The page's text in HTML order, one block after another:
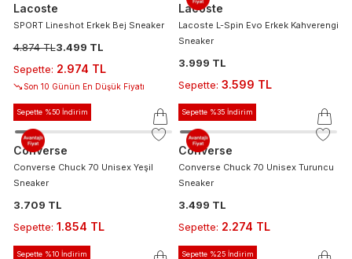
Lacoste
SPORT Lineshot Erkek Bej Sneaker
4.874 TL3.499 TL
Sepette: 2.974 TL
Son 10 Günün En Düşük Fiyatı
Lacoste
Lacoste L-Spin Evo Erkek Kahverengi
Sneaker
3.999 TL
Sepette: 3.599 TL
Sepette %50 İndirim
Converse
Converse Chuck 70 Unisex Yeşil
Sneaker
3.709 TL
Sepette: 1.854 TL
Sepette %35 İndirim
Converse
Converse Chuck 70 Unisex Turuncu
Sneaker
3.499 TL
Sepette: 2.274 TL
Sepette %10 İndirim Sepette %25 İndirim